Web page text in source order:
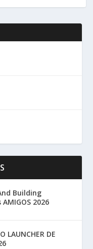
Building
2026
LAUNCHER DE